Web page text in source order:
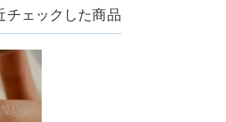
チェックした商品